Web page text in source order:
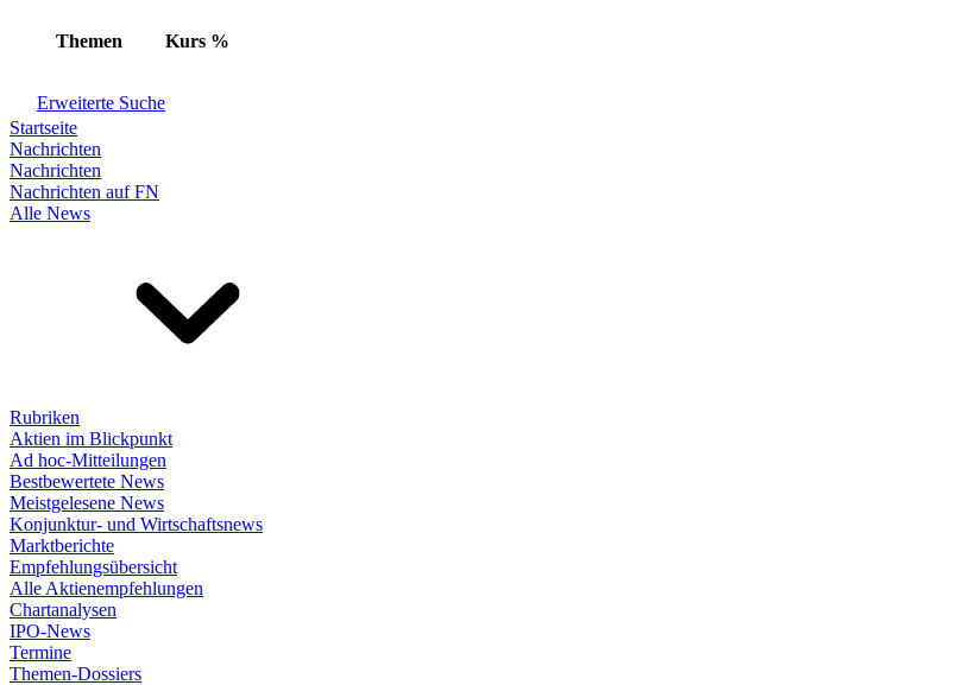
Themen Kurs %
Erweiterte Suche
Startseite
Nachrichten
Nachrichten
Nachrichten auf FN
Alle News
Rubriken
Aktien im Blickpunkt
Ad hoc-Mitteilungen
Bestbewertete News
Meistgelesene News
Konjunktur- und Wirtschaftsnews
Marktberichte
Empfehlungsübersicht
Alle Aktienempfehlungen
Chartanalysen
IPO-News
Termine
Themen-Dossiers